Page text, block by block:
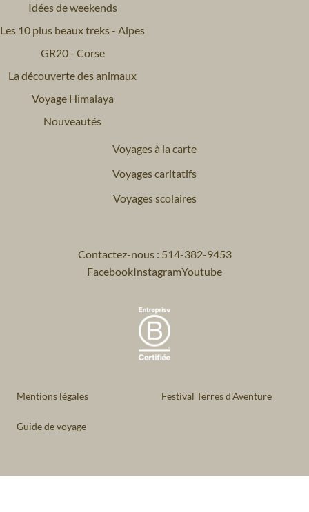
Idées de weekends
Les 10 plus beaux treks - Alpes
GR20 - Corse
La découverte des animaux
Voyage Himalaya
Nouveautés
Voyages à la carte
Voyages caritatifs
Voyages scolaires
Contactez-nous : 514-382-9453
FacebookInstagramYoutube
Mentions légales Festival Terres d'Aventure
Guide de voyage